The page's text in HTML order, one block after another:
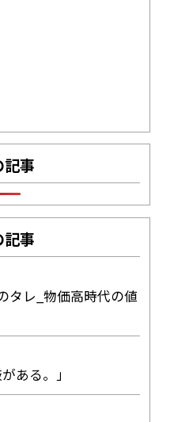
事
事
タレ_物価高時代の値
ある。」